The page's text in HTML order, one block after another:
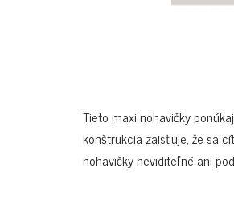
Tieto maxi nohavičky
konštrukcia zaisťuje, že sa
nohavičky neviditeľné ani